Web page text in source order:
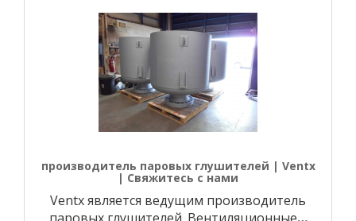
производитель паровых глушителей | Ventx
| Свяжитесь с нами
Ventx является ведущим производитель